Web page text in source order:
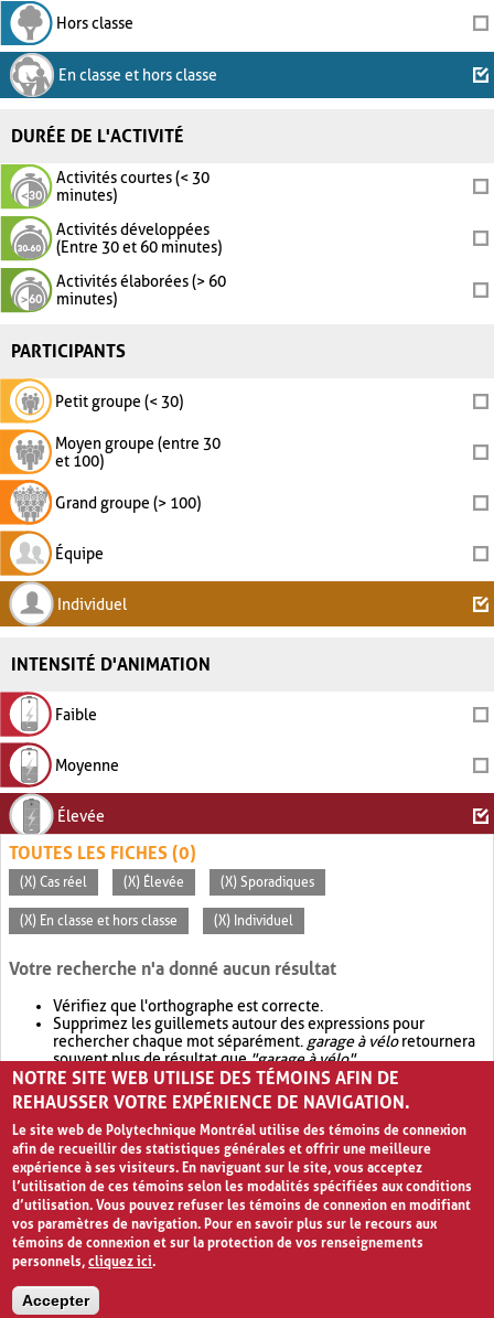
Hors classe
En classe et hors classe
DURÉE DE L'ACTIVITÉ
Activités courtes (< 30
minutes)
Activités développées
(Entre 30 et 60 minutes)
Activités élaborées (> 60
minutes)
PARTICIPANTS
Petit groupe (< 30)
Moyen groupe (entre 30
et 100)
Grand groupe (> 100)
Équipe
Individuel
INTENSITÉ D'ANIMATION
Faible
Moyenne
Élevée
TOUTES LES FICHES (0)
(X) Cas réel (X) Élevée (X) Sporadiques
(X) En classe et hors classe (X) Individuel
Votre recherche n'a donné aucun résultat
Vérifiez que l'orthographe est correcte.
Supprimez les guillemets autour des expressions pour
rechercher chaque mot séparément. garage à véloretournera
souvent plus de résultat que"garage à vélo".
Envisagez d'élargir votre recherche avec OR.garage OR vélo
retournera souvent plus de résultat quegarage à vélo
NOTRE SITE WEB UTILISE DES TÉMOINS AFIN DE
REHAUSSER VOTRE EXPÉRIENCE DE NAVIGATION.
Le site web de Polytechnique Montréal utilise des témoins de connexion
afin de recueillir des statistiques générales et offrir une meilleure
expérience à ses visiteurs. En naviguant sur le site, vous acceptez
l’utilisation de ces témoins selon les modalités spécifiées aux conditions
d’utilisation. Vous pouvez refuser les témoins de connexion en modifiant
vos paramètres de navigation. Pour en savoir plus sur le recours aux
témoins de connexion et sur la protection de vos renseignements
personnels,cliquez ici.
Accepter